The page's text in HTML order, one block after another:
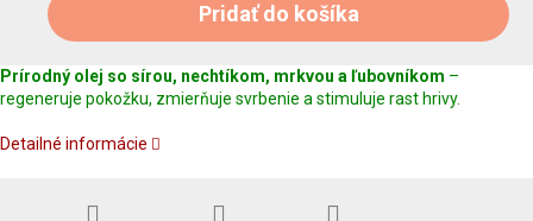
Pridať do košíka
Prírodný olej so sírou, nechtíkom, mrkvou a ľubovníkom –
regeneruje pokožku, zmierňuje svrbenie a stimuluje rast hrivy.
Detailné informácie